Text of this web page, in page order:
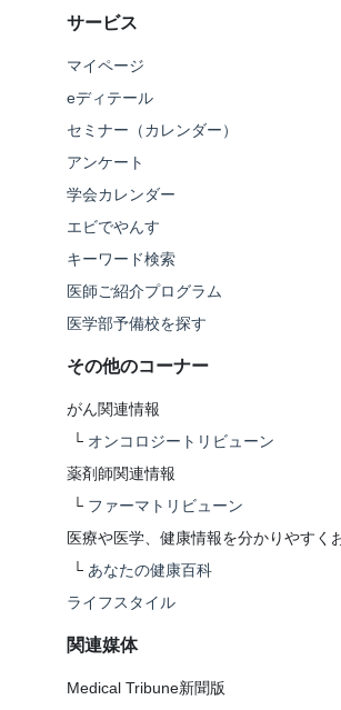
サービス
マイページ
eディテール
セミナー（カレンダー）
アンケート
学会カレンダー
エビでやんす
キーワード検索
医師ご紹介プログラム
医学部予備校を探す
その他のコーナー
がん関連情報
└ オンコロジートリビューン
薬剤師関連情報
└ ファーマトリビューン
医療や医学、健康情報を分かりやすく
└ あなたの健康百科
ライフスタイル
関連媒体
Medical Tribune新聞版